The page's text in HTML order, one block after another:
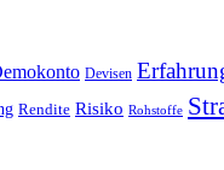
Devisen
Rendite Risiko Rohstoffe